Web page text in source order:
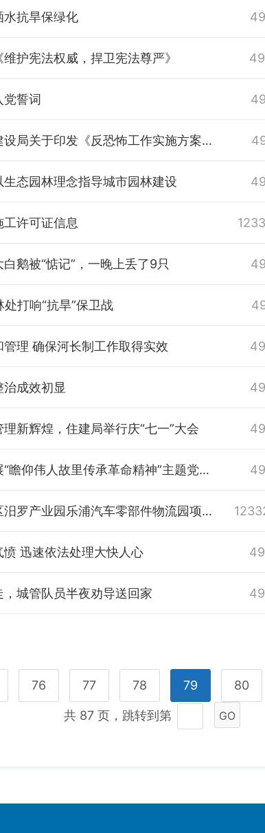
抗旱保绿化
护宪法权威，捍卫宪法尊严》
誓词
汨罗市住房和城乡建设局关于印发《反恐怖工作实施方案》的通知
态园林理念指导城市园林建设
许可证信息
鹅被“惦记”，一晚上丢了9只
处打响“抗旱”保卫战
理 确保河长制工作取得实效
成效初显
新辉煌，住建局举行庆“七一”大会
汨罗市城管大队开展“瞻仰伟人故里传承革命精神”主题党日活动
长沙经济技术开发区汨罗产业园乐浦汽车零部件物流园项目施工许可证信息
迅速依法处理大快人心
城管队员半夜劝导送回家
76 77 78 79 80
共 87 页，跳转到第 GO